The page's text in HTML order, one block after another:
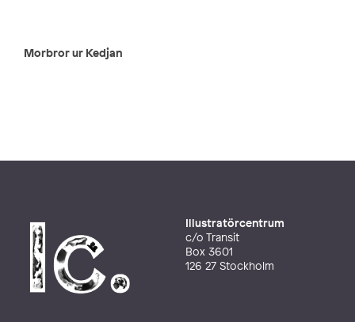
Morbror ur Kedjan
Illustratörcentrum
c/o Transit
Box 3601
126 27 Stockholm